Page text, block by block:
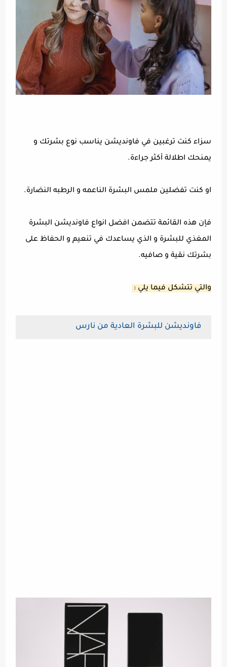
سزاء كنت ترغبين في فاونديشن يناسب نوع بشرتك و
يمنحك اطلالة أكثر جراءة.
او كنت تفضلين ملمس البشرة الناعمه و الرطبه النضارة.
فإن هذه القائمة تتضمن افضل انواع فاونديشن البشرة
المغذي للبشرة و الذي يساعدك في تنعيم و الحفاظ على
بشرتك نقية و صافيه.
والتي تتشكل فيما يلي :
فاونديشن للبشرة العادية من نارس